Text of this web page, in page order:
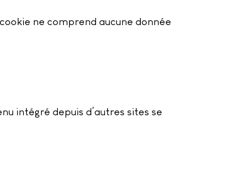
ne comprend aucune donnée
intégré depuis d’autres sites se